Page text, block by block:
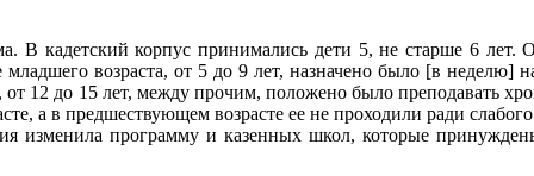
В кадетский корпус принимались дети 5, не старше 6 лет.
младшего возраста, от 5 до 9 лет, назначено было [в
12 до 15 лет, между прочим, положено было преподавать
а в предшествующем возрасте ее не проходили ради
изменила программу и казенных школ, которые